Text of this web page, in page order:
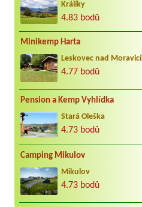
Králíky
4.83 bodů
Minikemp Harta
Leskovec nad Moravicí
4.77 bodů
Pension a Kemp Vyhlídka
Stará Oleška
4.73 bodů
Camping Mikulov
Mikulov
4.73 bodů